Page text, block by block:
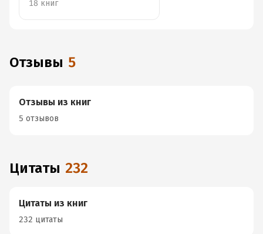
18 книг
Отзывы 5
Отзывы из книг
5 отзывов
Цитаты 232
Цитаты из книг
232 цитаты